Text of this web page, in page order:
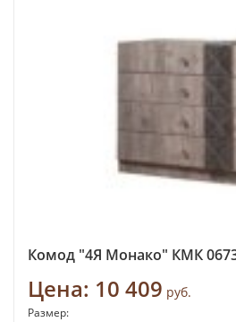
Комод "4Я Монако" КМК
Цена: 10 409 руб.
Размер: